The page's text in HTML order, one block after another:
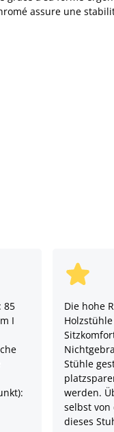
assure une
85
I
Die hohe
Stühle
werden.
selbst von
dieses